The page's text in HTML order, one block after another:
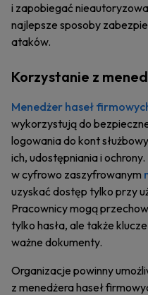
i zapobiegać
najlepsze sposoby
ataków.
Korzystanie z
Menedżer haseł
wykorzystują do
logowania do kont
ich, udostępniania i
w cyfrowo zaszyfrowanym
uzyskać dostęp tylko przy
Pracownicy mogą
tylko hasła, ale także
ważne dokumenty.
Organizacje powinny
z menedżera haseł